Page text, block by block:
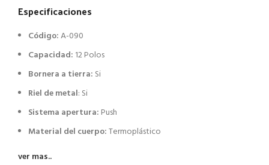
Especificaciones
Código:A-090
Capacidad: 12 Polos
Bornera a tierra: Si
Riel de metal: Si
Sistema apertura: Push
Material del cuerpo:Termoplástico
ver mas..